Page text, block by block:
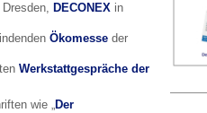
Dresden, DECONEX in
Ökomesse der
Werkstattgespräche der
wie „Der